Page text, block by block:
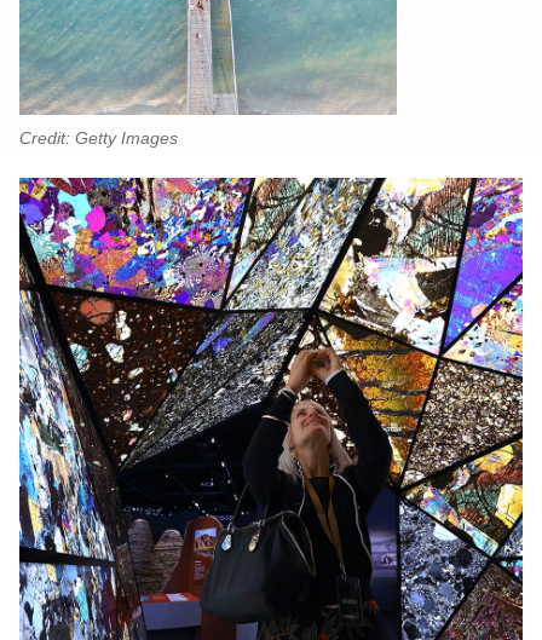
Credit: Getty Images